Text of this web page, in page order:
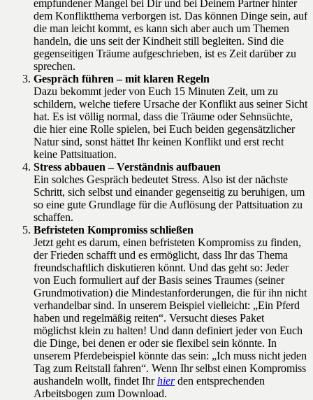
empfundener Mangel bei Dir und bei Deinem Partner hinter
dem Konfliktthema verborgen ist. Das können Dinge sein, auf
die man leicht kommt, es kann sich aber auch um Themen
handeln, die uns seit der Kindheit still begleiten. Sind die
gegenseitigen Träume aufgeschrieben, ist es Zeit darüber zu
sprechen.
Gespräch führen – mit klaren Regeln
Dazu bekommt jeder von Euch 15 Minuten Zeit, um zu
schildern, welche tiefere Ursache der Konflikt aus seiner Sicht
hat. Es ist völlig normal, dass die Träume oder Sehnsüchte,
die hier eine Rolle spielen, bei Euch beiden gegensätzlicher
Natur sind, sonst hättet Ihr keinen Konflikt und erst recht
keine Pattsituation.
Stress abbauen – Verständnis aufbauen
Ein solches Gespräch bedeutet Stress. Also ist der nächste
Schritt, sich selbst und einander gegenseitig zu beruhigen, um
so eine gute Grundlage für die Auflösung der Pattsituation zu
schaffen.
Befristeten Kompromiss schließen
Jetzt geht es darum, einen befristeten Kompromiss zu finden,
der Frieden schafft und es ermöglicht, dass Ihr das Thema
freundschaftlich diskutieren könnt. Und das geht so: Jeder
von Euch formuliert auf der Basis seines Traumes (seiner
Grundmotivation) die Mindestanforderungen, die für ihn nicht
verhandelbar sind. In unserem Beispiel vielleicht: „Ein Pferd
haben und regelmäßig reiten“. Versucht dieses Paket
möglichst klein zu halten! Und dann definiert jeder von Euch
die Dinge, bei denen er oder sie flexibel sein könnte. In
unserem Pferdebeispiel könnte das sein: „Ich muss nicht jeden
Tag zum Reitstall fahren“. Wenn Ihr selbst einen Kompromiss
aushandeln wollt, findet Ihrhierden entsprechenden
Arbeitsbogen zum Download.